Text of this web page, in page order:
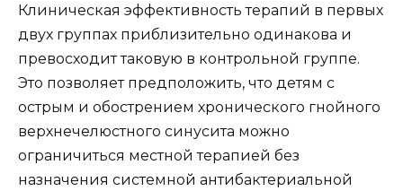
Клиническая эффективность терапий в первых
двух группах приблизительно одинакова и
превосходит таковую в контрольной группе.
Это позволяет предположить, что детям с
острым и обострением хронического гнойного
верхнечелюстного синусита можно
ограничиться местной терапией без
назначения системной антибактериальной